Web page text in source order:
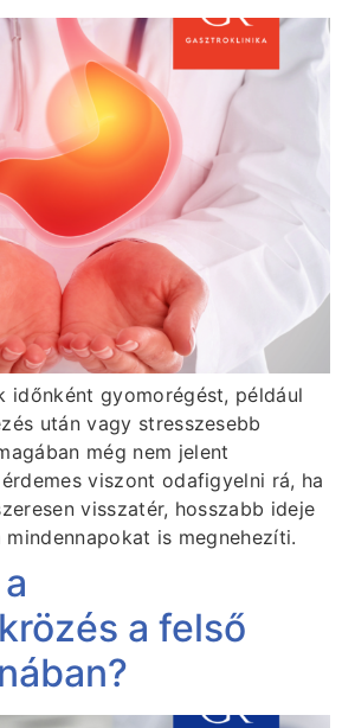
időnként gyomorégést, például
után vagy stresszesebb
még nem jelent
viszont odafigyelni rá, ha
visszatér, hosszabb ideje
is megnehezíti.
a felső